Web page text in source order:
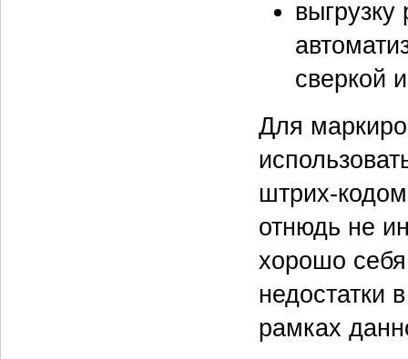
сверкой
Для
штрих-
отнюдь не
хорошо
недостатки
рамках